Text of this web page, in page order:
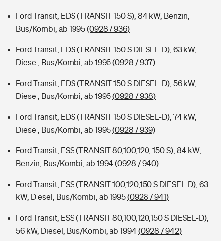
Ford Transit, EDS (TRANSIT 150 S), 84 kW, Benzin,
Bus/Kombi, ab 1995(0928 / 936)
Ford Transit, EDS (TRANSIT 150 S DIESEL-D), 63 kW,
Diesel, Bus/Kombi, ab 1995(0928 / 937)
Ford Transit, EDS (TRANSIT 150 S DIESEL-D), 56 kW,
Diesel, Bus/Kombi, ab 1995(0928 / 938)
Ford Transit, EDS (TRANSIT 150 S DIESEL-D), 74 kW,
Diesel, Bus/Kombi, ab 1995(0928 / 939)
Ford Transit, ESS (TRANSIT 80,100,120, 150 S), 84 kW,
Benzin, Bus/Kombi, ab 1994(0928 / 940)
Ford Transit, ESS (TRANSIT 100,120,150 S DIESEL-D), 63
kW, Diesel, Bus/Kombi, ab 1995(0928 / 941)
Ford Transit, ESS (TRANSIT 80,100,120,150 S DIESEL-D),
56 kW, Diesel, Bus/Kombi, ab 1994(0928 / 942)